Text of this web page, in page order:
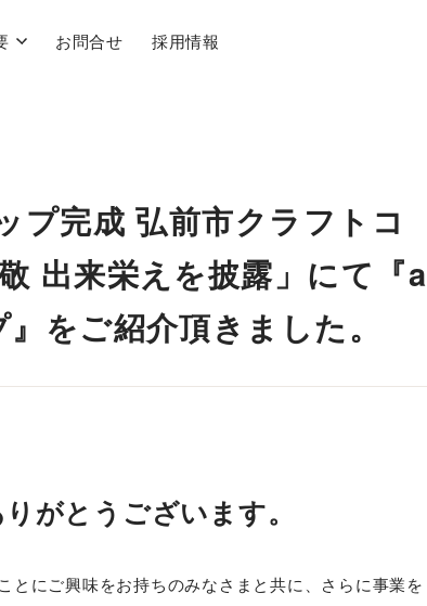
お問合せ 採用情報
完成 弘前市クラフトコ
出来栄えを披露」にて『a
をご紹介頂きました。
がとうございます。
にご興味をお持ちのみなさまと共に、さらに事業を